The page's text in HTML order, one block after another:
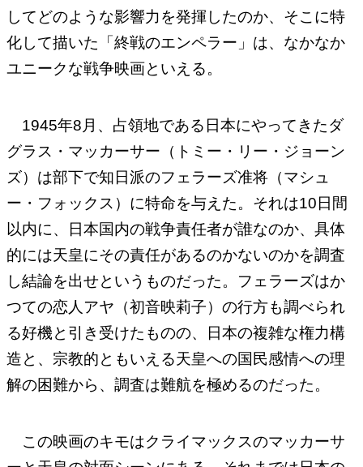
してどのような影響力を発揮したのか、そこに特
化して描いた「終戦のエンペラー」は、なかなか
ユニークな戦争映画といえる。
1945年8月、占領地である日本にやってきたダ
グラス・マッカーサー（トミー・リー・ジョーン
ズ）は部下で知日派のフェラーズ准将（マシュ
ー・フォックス）に特命を与えた。それは10日間
以内に、日本国内の戦争責任者が誰なのか、具体
的には天皇にその責任があるのかないのかを調査
し結論を出せというものだった。フェラーズはか
つての恋人アヤ（初音映莉子）の行方も調べられ
る好機と引き受けたものの、日本の複雑な権力構
造と、宗教的ともいえる天皇への国民感情への理
解の困難から、調査は難航を極めるのだった。
この映画のキモはクライマックスのマッカーサ